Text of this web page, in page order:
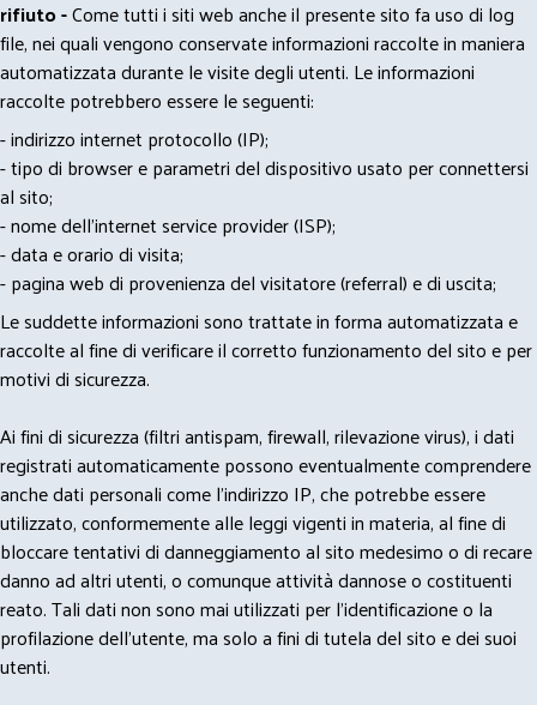
rifiuto -Come tutti i siti web anche il presente sito fa uso di log
file, nei quali vengono conservate informazioni raccolte in maniera
automatizzata durante le visite degli utenti. Le informazioni
raccolte potrebbero essere le seguenti:
- indirizzo internet protocollo (IP);
- tipo di browser e parametri del dispositivo usato per connettersi
al sito;
- nome dell'internet service provider (ISP);
- data e orario di visita;
- pagina web di provenienza del visitatore (referral) e di uscita;
Le suddette informazioni sono trattate in forma automatizzata e
raccolte al fine di verificare il corretto funzionamento del sito e per
motivi di sicurezza.
Ai fini di sicurezza (filtri antispam, firewall, rilevazione virus), i dati
registrati automaticamente possono eventualmente comprendere
anche dati personali come l'indirizzo IP, che potrebbe essere
utilizzato, conformemente alle leggi vigenti in materia, al fine di
bloccare tentativi di danneggiamento al sito medesimo o di recare
danno ad altri utenti, o comunque attività dannose o costituenti
reato. Tali dati non sono mai utilizzati per l'identificazione o la
profilazione dell'utente, ma solo a fini di tutela del sito e dei suoi
utenti.